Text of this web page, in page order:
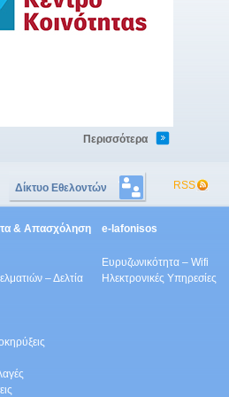
Περισσότερα
Δίκτυο Εθελοντών RSS
& Απασχόληση
– Δελτία
e-lafonisos
Ευρυζωνικότητα – Wifi
Ηλεκτρονικές Υπηρεσίες